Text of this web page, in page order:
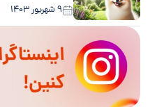
۹ شهریور ۱۴۰۳